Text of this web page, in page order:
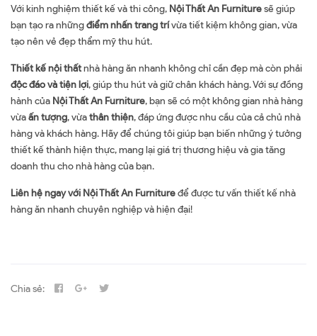
Với kinh nghiệm thiết kế và thi công, Nội Thất An Furnituresẽ giúp
bạn tạo ra nhữngđiểm nhấn trang trívừa tiết kiệm không gian, vừa
tạo nên vẻ đẹp thẩm mỹ thu hút.
Thiết kế nội thấtnhà hàng ăn nhanh không chỉ cần đẹp mà còn phải
độc đáo và tiện lợi, giúp thu hút và giữ chân khách hàng. Với sự đồng
hành của Nội Thất An Furniture, bạn sẽ có một không gian nhà hàng
vừaấn tượng, vừathân thiện, đáp ứng được nhu cầu của cả chủ nhà
hàng và khách hàng. Hãy để chúng tôi giúp bạn biến những ý tưởng
thiết kế thành hiện thực, mang lại giá trị thương hiệu và gia tăng
doanh thu cho nhà hàng của bạn.
Liên hệ ngay với Nội Thất An Furnituređể được tư vấn thiết kế nhà
hàng ăn nhanh chuyên nghiệp và hiện đại!
Chia sẻ: